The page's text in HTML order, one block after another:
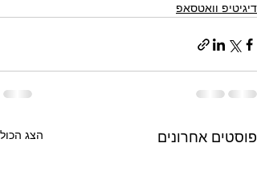
דיגיטיפ וואטסאפ
פוסטים אחרונים הצג הכול